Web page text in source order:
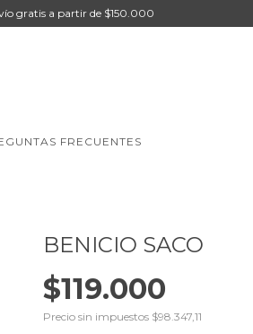
gratis a partir de $150.000
FRECUENTES
BENICIO SACO
$119.000
Precio sin impuestos $98.347,11